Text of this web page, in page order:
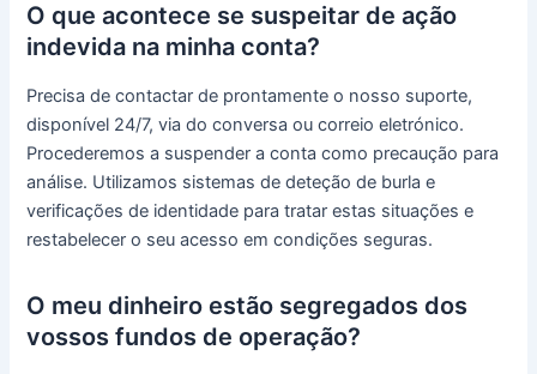
O que acontece se suspeitar de ação
indevida na minha conta?
Precisa de contactar de prontamente o nosso suporte,
disponível 24/7, via do conversa ou correio eletrónico.
Procederemos a suspender a conta como precaução para
análise. Utilizamos sistemas de deteção de burla e
verificações de identidade para tratar estas situações e
restabelecer o seu acesso em condições seguras.
O meu dinheiro estão segregados dos
vossos fundos de operação?